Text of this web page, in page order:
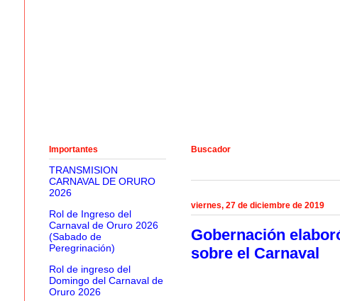
Buscador
viernes, 27 de diciembre de 2019
Gobernación
sobre el Carnaval
Importantes
TRANSMISION
CARNAVAL DE ORURO
2026
Rol de Ingreso del
Carnaval de Oruro 2026
(Sabado de
Peregrinación)
Rol de ingreso del
Domingo del Carnaval de
Oruro 2026